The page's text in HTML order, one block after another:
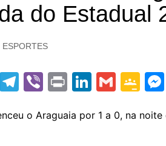
do Estadual
ESPORTES
X
T
e
Vi
er
Pr
t
Li
k
G
ai
G
o
o Araguaia por 1 a 0, na